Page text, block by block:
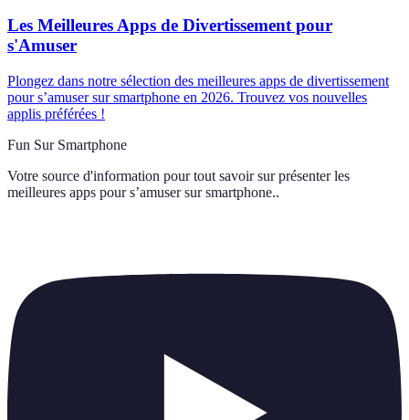
Les Meilleures Apps de Divertissement pour
s'Amuser
Plongez dans notre sélection des meilleures apps de divertissement
pour s’amuser sur smartphone en 2026. Trouvez vos nouvelles
applis préférées !
Fun Sur Smartphone
Votre source d'information pour tout savoir sur présenter les
meilleures apps pour s’amuser sur smartphone..